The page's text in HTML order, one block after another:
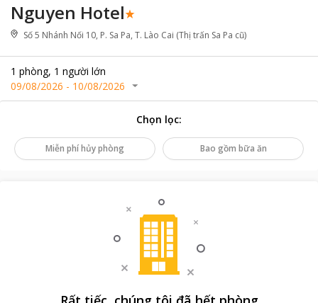
Nguyen Hotel
Số 5 Nhánh Nối 10, P. Sa Pa, T. Lào Cai (Thị trấn Sa Pa cũ)
1 phòng, 1 người lớn
09/08/2026 - 10/08/2026
Chọn lọc:
Miễn phí hủy phòng Bao gồm bữa ăn